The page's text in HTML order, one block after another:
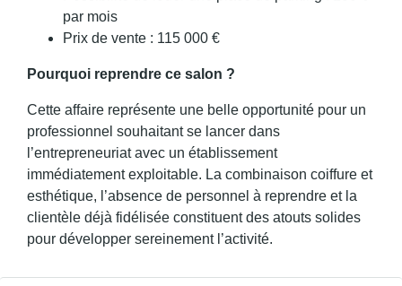
par mois
Prix de vente : 115 000 €
Pourquoi reprendre ce salon ?
Cette affaire représente une belle opportunité pour un
professionnel souhaitant se lancer dans
l’entrepreneuriat avec un établissement
immédiatement exploitable. La combinaison coiffure et
esthétique, l’absence de personnel à reprendre et la
clientèle déjà fidélisée constituent des atouts solides
pour développer sereinement l’activité.